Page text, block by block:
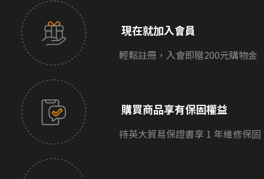
現在就加入會員
輕鬆註冊，入會即贈200元購物金
購買商品享有保固權益
持英大貿易保證書享 1 年維修保固